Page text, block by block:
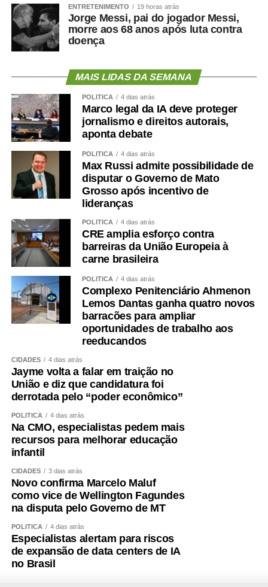
Circunferência abdominal, composição corporal, força de
preensão, velocidade da marcha, capacidade funcional e
exames cardiometabólicos ajudam a identificar riscos que
o IMC isolado não mostra.
O treinamento de força deve ocupar posição central.
Caminhar é importante, mas pode não ser suficiente para
preservar ou recuperar massa muscular. Exercícios
resistidos, progressivos e individualizados são
fundamentais.
A alimentação também precisa garantir quantidade
adequada de proteínas e energia, distribuídas ao longo
do dia e ajustadas à idade, função renal, rotina e
Além disso, é essencial tratar fatores que aceleram a
perda muscular e o envelhecimento vascular, como
sedentarismo, diabetes, hipertensão, alterações do sono,
tabagismo e obesidade visceral.
Envelhecer bem ,exige
preservar força
A obesidade sarcopênica mostra por que o cuidado não
pode ser fragmentado. Peso, metabolismo, coração,
músculo e cérebro fazem parte do mesmo sistema.
Entendemos que o acompanhamento precisa ir além da
balança. Avaliamos composição corporal, força, risco
cardiovascular, alimentação, sono, rotina e capacidade
funcional para construir estratégias verdadeiramente
individualizadas.
Porque o objetivo não é apenas perder peso. É preservar
autonomia, proteger o cérebro, fortalecer o corpo e
construir saúde antes que a doença se manifeste.
ENTRETENIMENTO 19 horas atrás
Jorge Messi, pai do jogador Messi,
morre aos 68 anos após luta contra
doença
MAIS LIDAS DA SEMANA
POLÍTICA 4 dias atrás
Marco legal da IA deve proteger
jornalismo e direitos autorais,
aponta debate
POLÍTICA 4 dias atrás
Max Russi admite possibilidade de
disputar o Governo de Mato
Grosso após incentivo de
lideranças
POLÍTICA 4 dias atrás
CRE amplia esforço contra
barreiras da União Europeia à
carne brasileira
POLÍTICA 4 dias atrás
Complexo Penitenciário Ahmenon
Lemos Dantas ganha quatro novos
barracões para ampliar
oportunidades de trabalho aos
reeducandos
CIDADES 4 dias atrás
Jayme volta a falar em traição no
União e diz que candidatura foi
derrotada pelo “poder econômico”
POLÍTICA 4 dias atrás
Na CMO, especialistas pedem mais
recursos para melhorar educação
infantil
CIDADES 3 dias atrás
Novo confirma Marcelo Maluf
como vice de Wellington Fagundes
na disputa pelo Governo de MT
POLÍTICA 4 dias atrás
Especialistas alertam para riscos
de expansão de data centers de IA
no Brasil